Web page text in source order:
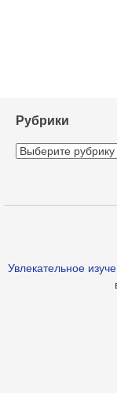
Рубрики
Рубрики
Увлекательное